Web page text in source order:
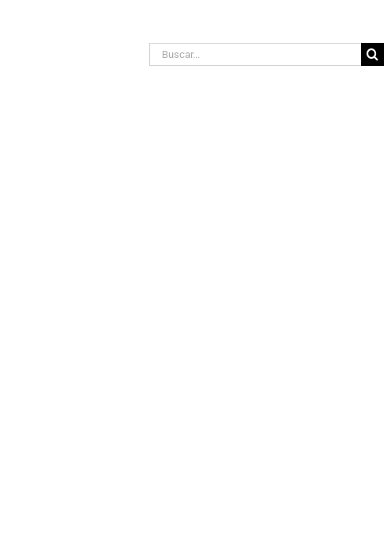
Buscar: